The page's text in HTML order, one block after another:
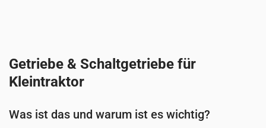
Getriebe & Schaltgetriebe für
Kleintraktor
Was ist das und warum ist es wichtig?